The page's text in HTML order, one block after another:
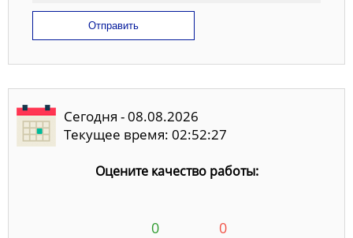
Отправить
Сегодня - 08.08.2026
Текущее время: 02:52:27
Оцените качество работы:
0 0